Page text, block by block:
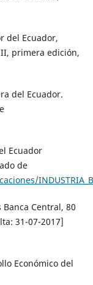
del Ecuador,
primera edición,
del Ecuador.
Ecuador
de
Central, 80
31-07-2017]
Económico del